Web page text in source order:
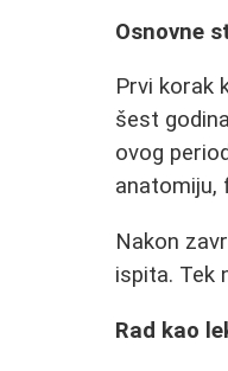
Osnovne
Prvi korak
šest
ovog
anatomiju,
Nakon
ispita. Tek
Rad kao